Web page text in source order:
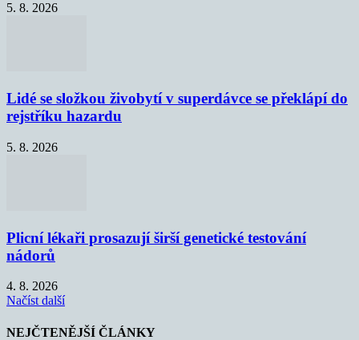
5. 8. 2026
Lidé se složkou živobytí v superdávce se překlápí do
rejstříku hazardu
5. 8. 2026
Plicní lékaři prosazují širší genetické testování
nádorů
4. 8. 2026
Načíst další
NEJČTENĚJŠÍ ČLÁNKY